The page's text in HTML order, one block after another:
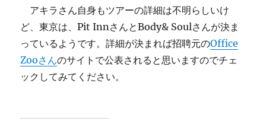
アキラさん自身もツアーの詳細は不明らしいけ
ど、東京は、Pit InnさんとBody& Soulさんが決ま
っているようです。詳細が決まれば招聘元のOffice
Zooさんのサイトで公表されると思いますのでチェ
ックしてみてください。